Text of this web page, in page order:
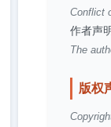
Conflict
作者声
The
版权